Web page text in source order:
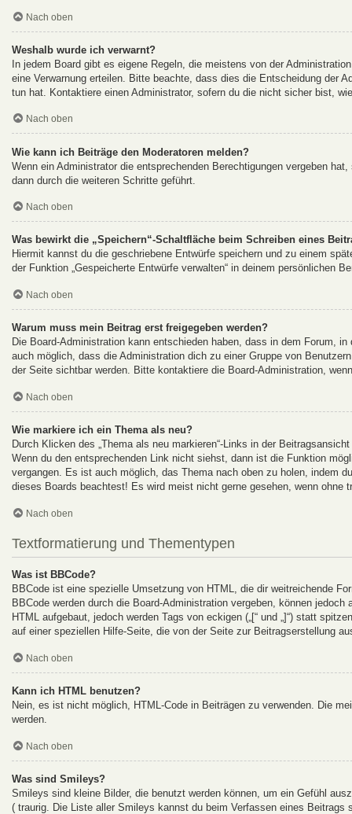
Nach oben
Weshalb wurde ich verwarnt?
In jedem Board gibt es eigene Regeln, die meistens von der
eine Verwarnung erteilen. Bitte beachte, dass dies die Entscheidung der
tun hat. Kontaktiere einen Administrator, sofern du die nicht sicher bist,
Nach oben
Wie kann ich Beiträge den Moderatoren melden?
Wenn ein Administrator die entsprechenden Berechtigungen vergeben
dann durch die weiteren Schritte geführt.
Nach oben
Was bewirkt die „Speichern“-Schaltfläche beim Schreiben eines
Hiermit kannst du die geschriebene Entwürfe speichern und zu einem
der Funktion „Gespeicherte Entwürfe verwalten“ in deinem persönlichen
Nach oben
Warum muss mein Beitrag erst freigegeben werden?
Die Board-Administration kann entschieden haben, dass in dem Forum,
auch möglich, dass die Administration dich zu einer Gruppe von
der Seite sichtbar werden. Bitte kontaktiere die Board-Administration,
Nach oben
Wie markiere ich ein Thema als neu?
Durch Klicken des „Thema als neu markieren“-Links in der
Wenn du den entsprechenden Link nicht siehst, dann ist die Funktion
vergangen. Es ist auch möglich, das Thema nach oben zu holen, indem
dieses Boards beachtest! Es wird meist nicht gerne gesehen, wenn ohne
Nach oben
Textformatierung und Thementypen
Was ist BBCode?
BBCode ist eine spezielle Umsetzung von HTML, die dir weitreichende
BBCode werden durch die Board-Administration vergeben, können
HTML aufgebaut, jedoch werden Tags von eckigen („[“ und „]“) statt
auf einer speziellen Hilfe-Seite, die von der Seite zur Beitragserstellung
Nach oben
Kann ich HTML benutzen?
Nein, es ist nicht möglich, HTML-Code in Beiträgen zu verwenden. Die
werden.
Nach oben
Was sind Smileys?
Smileys sind kleine Bilder, die benutzt werden können, um ein Gefühl
( traurig. Die Liste aller Smileys kannst du beim Verfassen eines